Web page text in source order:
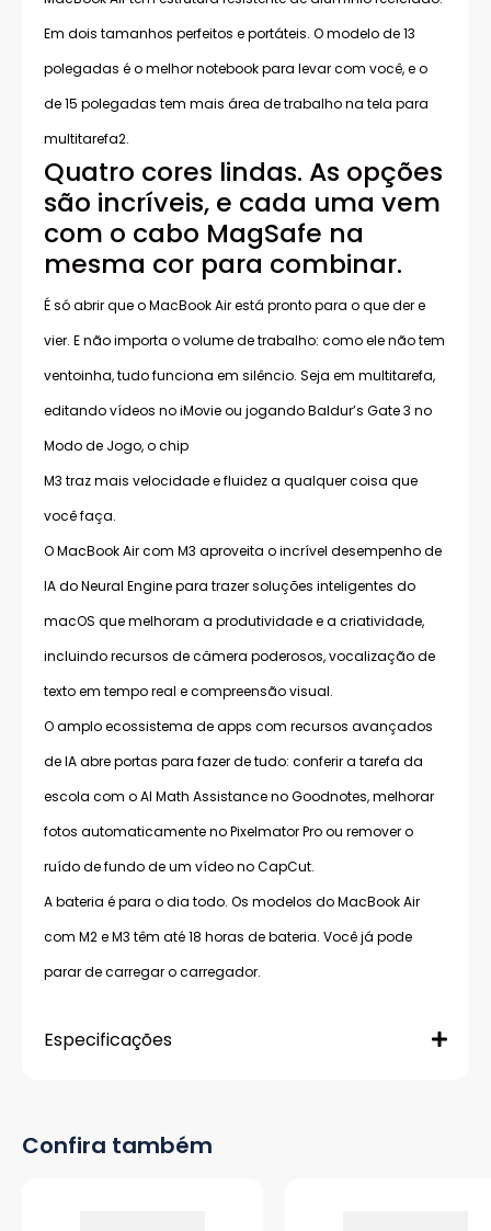
Em dois tamanhos perfeitos e portáteis. O modelo de 13
polegadas é o melhor notebook para levar com você, e o
de 15 polegadas tem mais área de trabalho na tela para
multitarefa2.
Quatro cores lindas. As opções
são incríveis, e cada uma vem
com o cabo MagSafe na
mesma cor para combinar.
É só abrir que o MacBook Air está pronto para o que der e
vier. E não importa o volume de trabalho: como ele não tem
ventoinha, tudo funciona em silêncio. Seja em multitarefa,
editando vídeos no iMovie ou jogando Baldur’s Gate 3 no
Modo de Jogo, o chip
M3 traz mais velocidade e fluidez a qualquer coisa que
você faça.
O MacBook Air com M3 aproveita o incrível desempenho de
IA do Neural Engine para trazer soluções inteligentes do
macOS que melhoram a produtividade e a criatividade,
incluindo recursos de câmera poderosos, vocalização de
texto em tempo real e compreensão visual.
O amplo ecossistema de apps com recursos avançados
de IA abre portas para fazer de tudo: conferir a tarefa da
escola com o AI Math Assistance no Goodnotes, melhorar
fotos automaticamente no Pixelmator Pro ou remover o
ruído de fundo de um vídeo no CapCut.
A bateria é para o dia todo. Os modelos do MacBook Air
com M2 e M3 têm até 18 horas de bateria. Você já pode
parar de carregar o carregador.
Especificações
Confira também